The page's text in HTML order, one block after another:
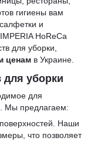
гигиены вам
и
HoReCa
для уборки,
ценам в Украине.
для уборки
для
Мы предлагаем:
Наши
что позволяет